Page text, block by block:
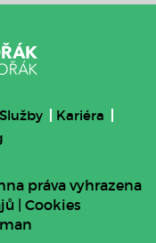
Služby
Kariéra
práva vyhrazena
Cookies
man